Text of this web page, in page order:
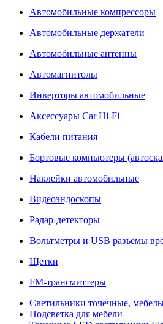
Автомобильные компрессоры
Автомобильные держатели
Автомобильные антенны
Автомагнитолы
Инверторы автомобильные
Аксессуары Car Hi-Fi
Кабели питания
Бортовые компьютеры
Наклейки автомобильные
Видеоэндоскопы
Радар-детекторы
Вольтметры и USB разъемы
Щетки
FM-трансмиттеры
Светильники точечные,
Подсветка для мебели